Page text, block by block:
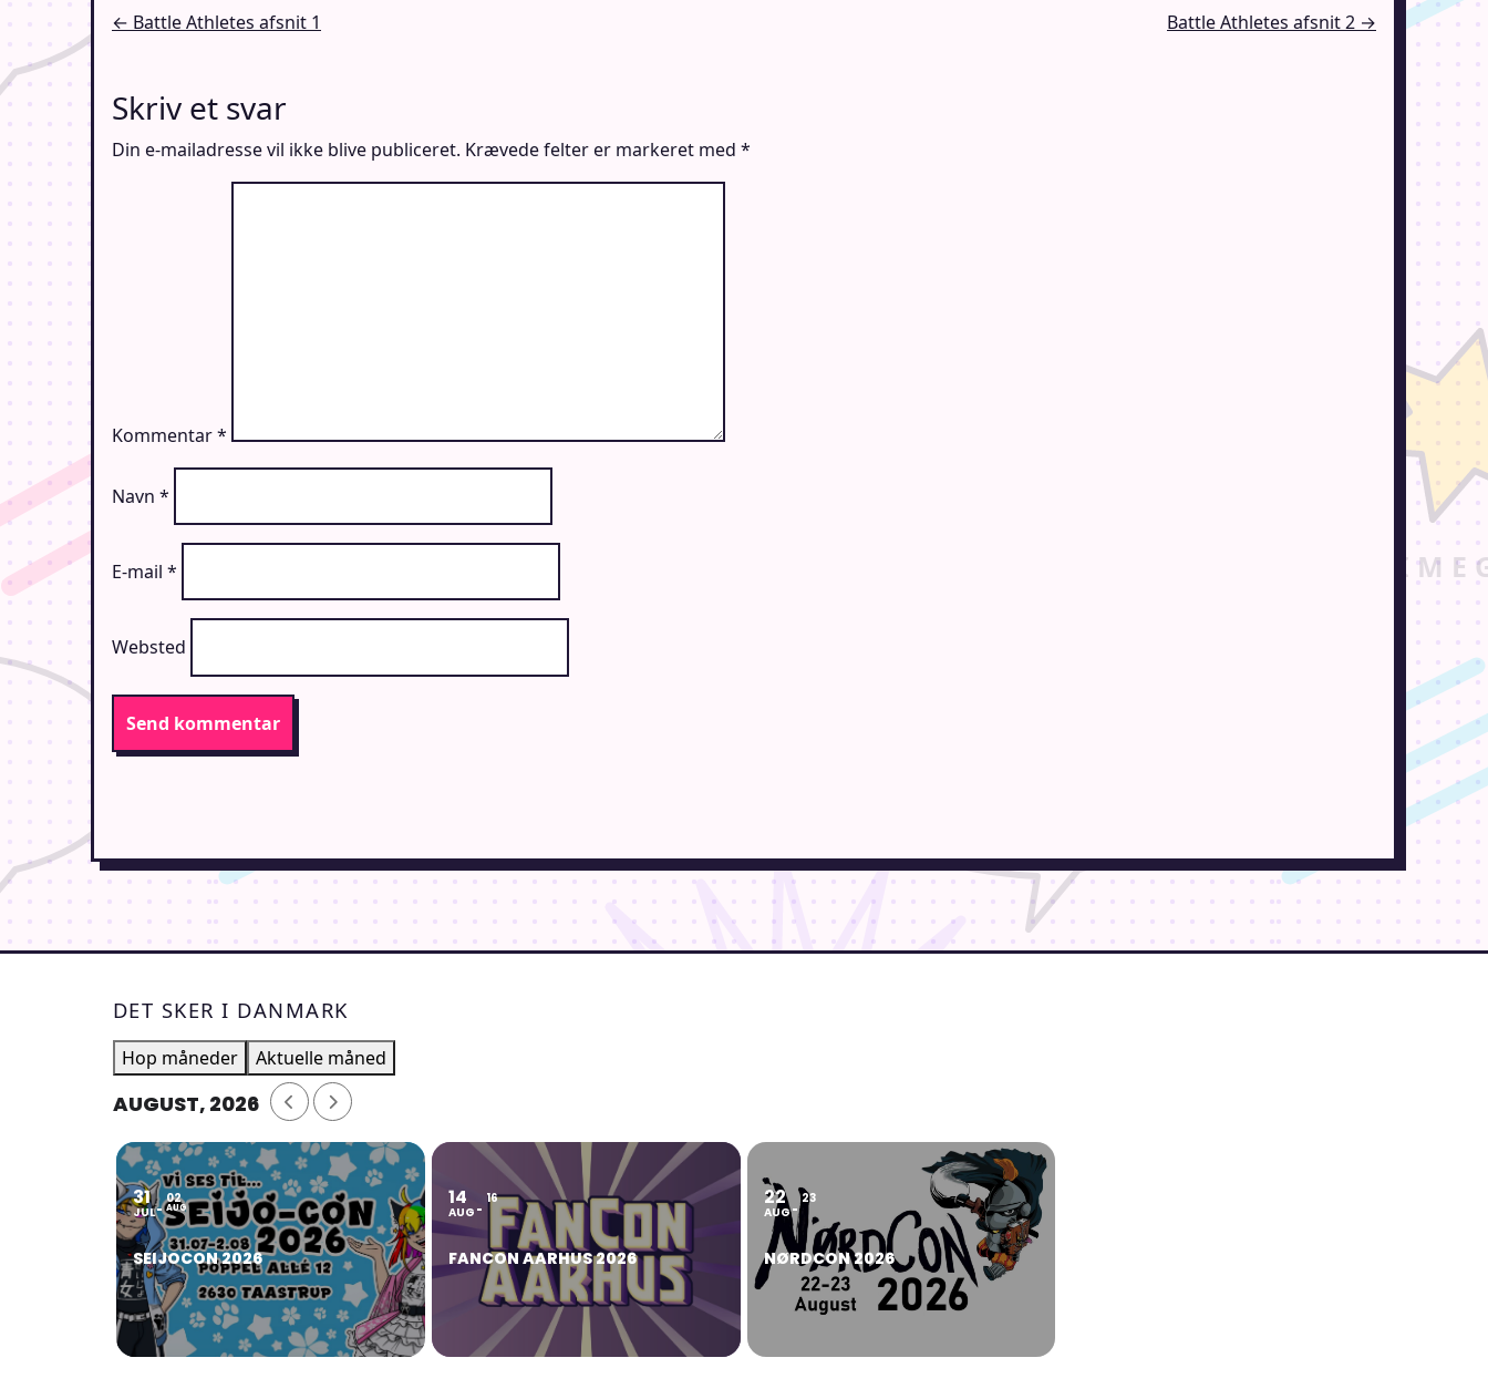
Indlægsnavigation
← Battle Athletes afsnit 1 Battle Athletes afsnit 2 →
Skriv et svar
Din e-mailadresse vil ikke blive publiceret. Krævede felter er markeret med *
Kommentar*
Navn *
E-mail *
Websted
DET SKER I DANMARK
Hop måneder Aktuelle måned
AUGUST, 2026
31
JUL
02
AUG
SEIJOCON 2026
14
AUG
16
FANCON AARHUS 2026
22
AUG
23
NØRDCON 2026